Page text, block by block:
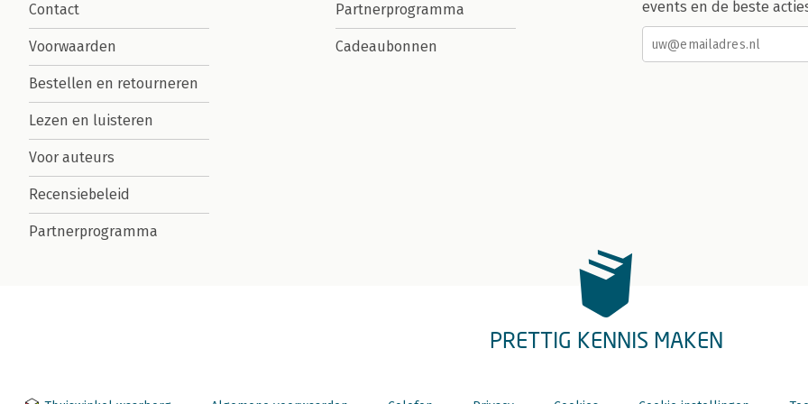
Contact
Voorwaarden
Bestellen en retourneren
Lezen en luisteren
Voor auteurs
Recensiebeleid
Partnerprogramma
Partnerprogramma
Cadeaubonnen
events en de beste
PRETTIG KENNIS MAKEN